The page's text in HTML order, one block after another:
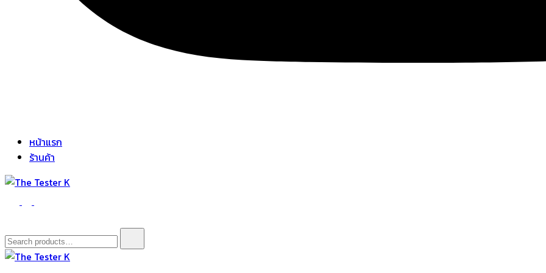
หน้าแรก
ร้านค้า
The Tester K
Korean cosmetics
Search
for: